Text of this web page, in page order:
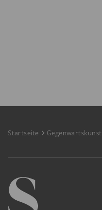
Footer
Startseite Gegenwartskunst